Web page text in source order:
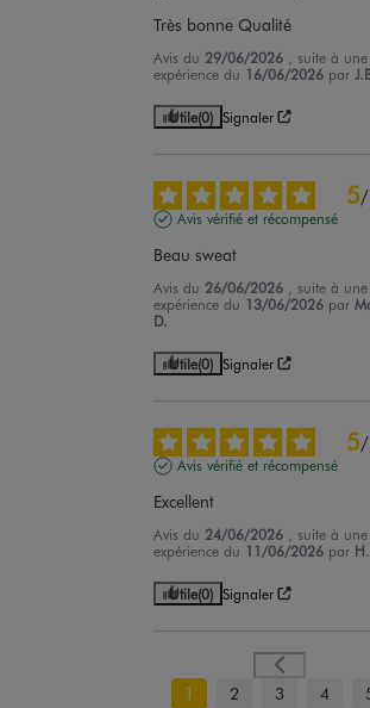
Très bonne Qualité
Avis du 29/06/2026
, suite à une
expérience du 16/06/2026 par
Utile(0) Signaler
5/
Avis vérifié et récompensé
Beau sweat
Avis du 26/06/2026
, suite à une
expérience du 13/06/2026 par
D.
Utile(0) Signaler
5/
Avis vérifié et récompensé
Excellent
Avis du 24/06/2026
, suite à une
expérience du 11/06/2026 par
Utile(0) Signaler
1 2 3 4